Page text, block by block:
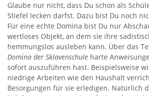
Glaube nur nicht, dass Du schon als
Stiefel lecken darfst. Dazu bist Du noch
Für eine echte Domina bist Du nur
wertloses Objekt, an dem sie ihre
hemmungslos ausleben kann. Über das
Domina der Sklavenschule harte
sofort auszuführen hast. Beispielsweise
niedrige Arbeiten wie den Haushalt
Besorgungen für sie erledigen. Natürlich